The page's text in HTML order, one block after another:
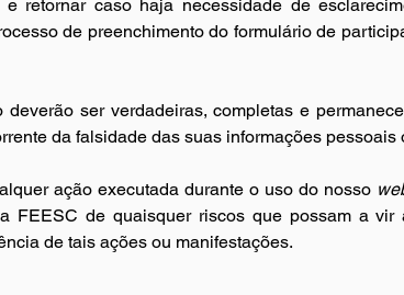
retornar caso haja necessidade de
de preenchimento do formulário de
ser verdadeiras, completas e
da falsidade das suas informações
ação executada durante o uso do nosso
FEESC de quaisquer riscos que possam a vir
de tais ações ou manifestações.